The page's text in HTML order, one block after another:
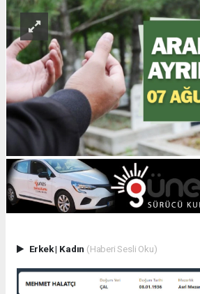
Erkek| Kadın (Haberi Sesli Oku)